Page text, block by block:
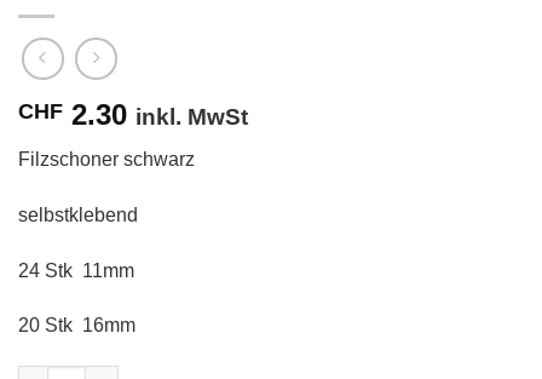
CHF 2.30 inkl. MwSt
Filzschoner schwarz
selbstklebend
24 Stk 11mm
20 Stk 16mm